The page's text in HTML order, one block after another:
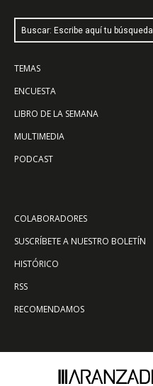
Buscar: Escribe aquí tu búsqueda
TEMAS
ENCUESTA
LIBRO DE LA SEMANA
MULTIMEDIA
PODCAST
COLABORADORES
SUSCRÍBETE A NUESTRO BOLETÍN
HISTÓRICO
RSS
RECOMENDAMOS